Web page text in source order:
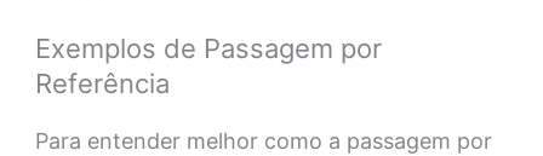
Exemplos de Passagem por
Referência
Para entender melhor como a passagem por